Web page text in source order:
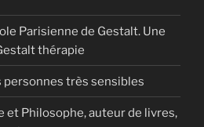
Parisienne de Gestalt. Une
thérapie
personnes très sensibles
et Philosophe, auteur de livres,